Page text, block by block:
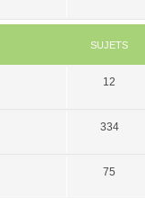
SUJETS
12
334
75